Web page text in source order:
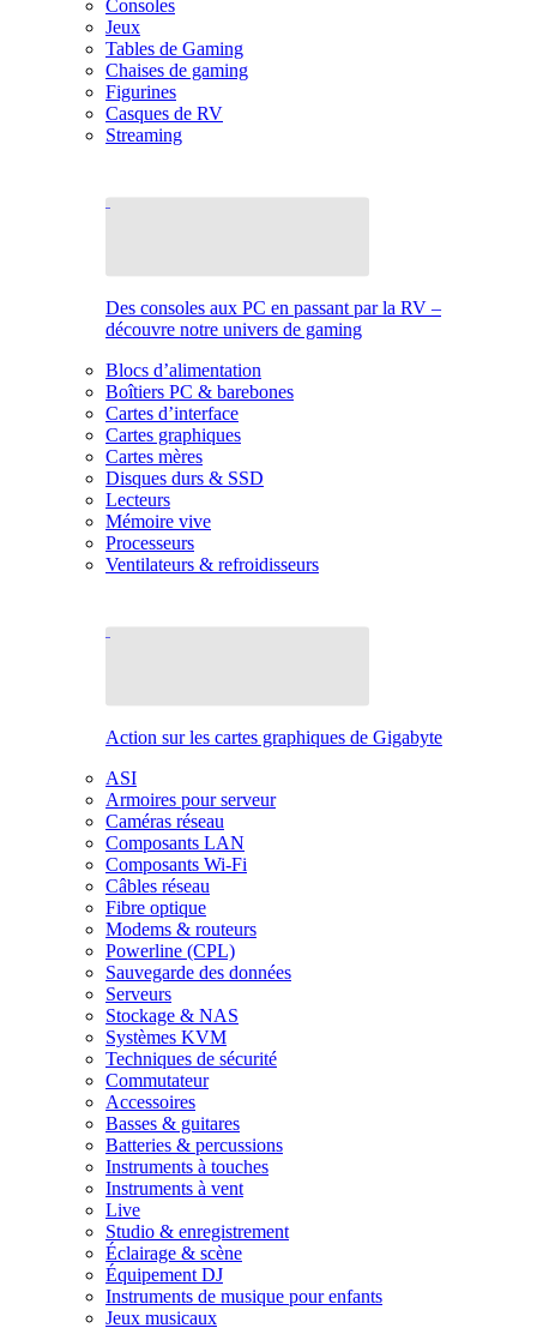
Consoles
Jeux
Tables de Gaming
Chaises de gaming
Figurines
Casques de RV
Streaming
Des consoles aux PC en passant par la RV –
découvre notre univers de gaming
Blocs d’alimentation
Boîtiers PC & barebones
Cartes d’interface
Cartes graphiques
Cartes mères
Disques durs & SSD
Lecteurs
Mémoire vive
Processeurs
Ventilateurs & refroidisseurs
Action sur les cartes graphiques de Gigabyte
ASI
Armoires pour serveur
Caméras réseau
Composants LAN
Composants Wi-Fi
Câbles réseau
Fibre optique
Modems & routeurs
Powerline (CPL)
Sauvegarde des données
Serveurs
Stockage & NAS
Systèmes KVM
Techniques de sécurité
Commutateur
Accessoires
Basses & guitares
Batteries & percussions
Instruments à touches
Instruments à vent
Live
Studio & enregistrement
Éclairage & scène
Équipement DJ
Instruments de musique pour enfants
Jeux musicaux